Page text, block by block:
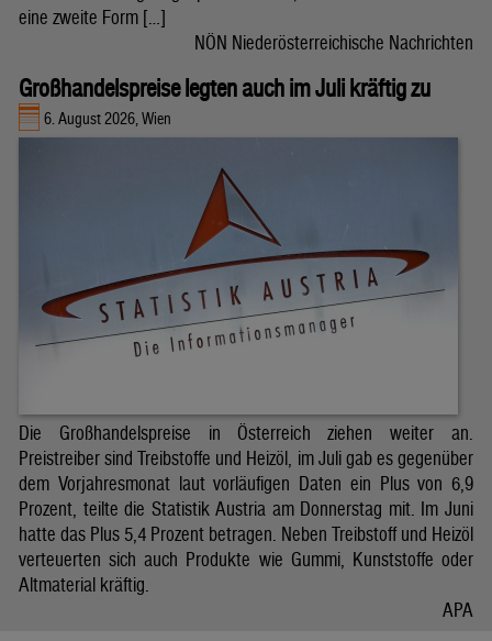
eine zweite Form […]
NÖN Niederösterreichische Nachrichten
Großhandelspreise legten auch im Juli kräftig zu
6. August 2026, Wien
Die Großhandelspreise in Österreich ziehen weiter an.
Preistreiber sind Treibstoffe und Heizöl, im Juli gab es gegenüber
dem Vorjahresmonat laut vorläufigen Daten ein Plus von 6,9
Prozent, teilte die Statistik Austria am Donnerstag mit. Im Juni
hatte das Plus 5,4 Prozent betragen. Neben Treibstoff und Heizöl
verteuerten sich auch Produkte wie Gummi, Kunststoffe oder
Altmaterial kräftig.
APA